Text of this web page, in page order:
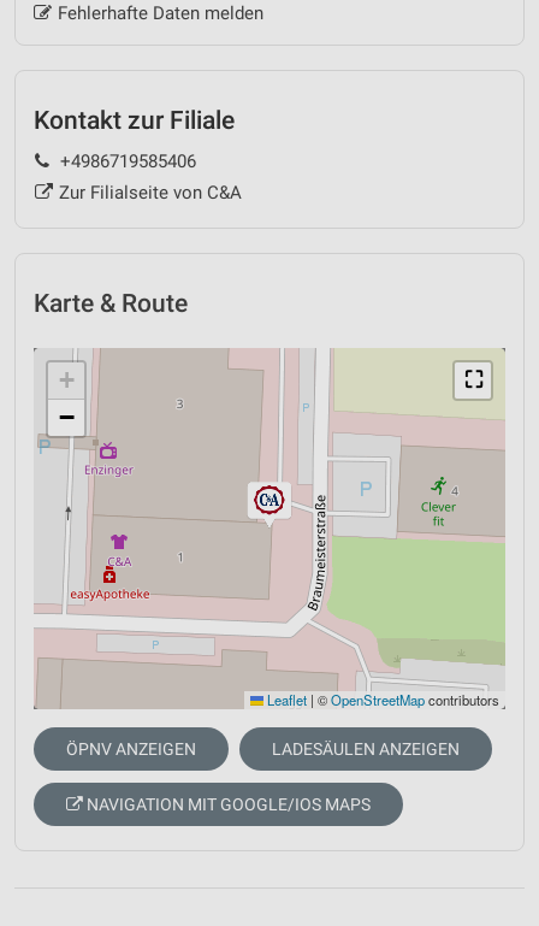
Fehlerhafte Daten melden
Kontakt zur Filiale
+4986719585406
Zur Filialseite von C&A
Karte & Route
⛶
+
−
Leaflet | ©OpenStreetMapcontributors
ÖPNV ANZEIGEN LADESÄULEN ANZEIGEN
NAVIGATION MIT GOOGLE/IOS MAPS